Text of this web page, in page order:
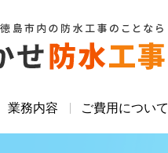
業務内容 ご費用について